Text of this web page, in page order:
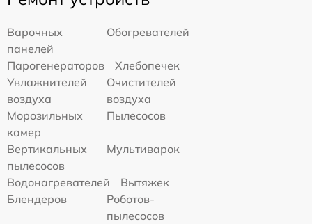
Варочных
панелей
Обогревателей
Парогенераторов
Хлебопечек
Увлажнителей
воздуха
Очистителей
воздуха
Морозильных
камер
Пылесосов
Вертикальных
пылесосов
Мультиварок
Водонагревателей
Вытяжек
Блендеров
Роботов-
пылесосов